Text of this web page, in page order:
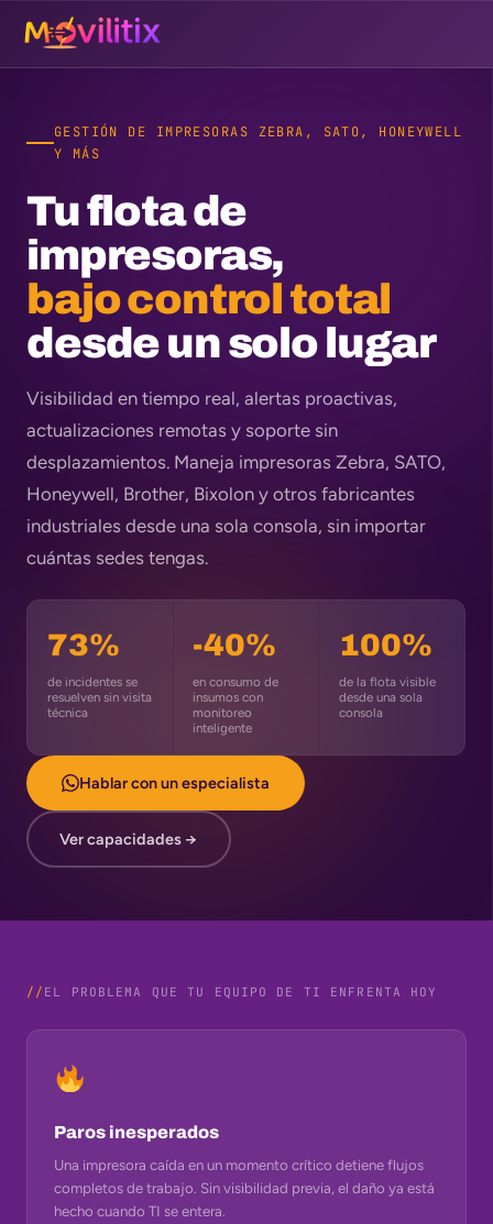
GESTIÓN DE IMPRESORAS ZEBRA, SATO, HONEYWELL
Y MÁS
Tu flota de
impresoras,
bajo control total
desde un solo lugar
Visibilidad en tiempo real, alertas proactivas,
actualizaciones remotas y soporte sin
desplazamientos. Maneja impresoras Zebra, SATO,
Honeywell, Brother, Bixolon y otros fabricantes
industriales desde una sola consola, sin importar
cuántas sedes tengas.
73%
de incidentes se
resuelven sin visita
técnica
-40%
en consumo de
insumos con
monitoreo
inteligente
100%
de la flota visible
desde una sola
consola
Hablar con un especialista
Ver capacidades →
EL PROBLEMA QUE TU EQUIPO DE TI ENFRENTA HOY
Paros inesperados
Una impresora caída en un momento crítico detiene flujos
completos de trabajo. Sin visibilidad previa, el daño ya está
hecho cuando TI se entera.